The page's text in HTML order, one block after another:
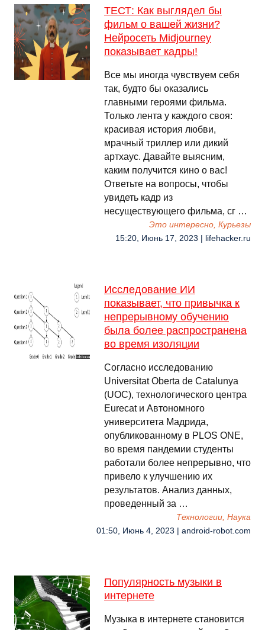
ТЕСТ: Как выглядел бы
фильм о вашей жизни?
Нейросеть Midjourney
показывает кадры!
Все мы иногда чувствуем себя
так, будто бы оказались
главными героями фильма.
Только лента у каждого своя:
красивая история любви,
мрачный триллер или дикий
артхаус. Давайте выясним,
каким получится кино о вас!
Ответьте на вопросы, чтобы
увидеть кадр из
несуществующего фильма, сг …
Это интересно, Курьезы
15:20, Июнь 17, 2023 | lifehacker.ru
Исследование ИИ
показывает, что привычка к
непрерывному обучению
была более распространена
во время изоляции
Согласно исследованию
Universitat Oberta de Catalunya
(UOC), технологического центра
Eurecat и Автономного
университета Мадрида,
опубликованному в PLOS ONE,
во время пандемии студенты
работали более непрерывно, что
привело к улучшению их
результатов. Анализ данных,
проведенный за …
Технологии, Наука
01:50, Июнь 4, 2023 | android-robot.com
Популярность музыки в
интернете
Музыка в интернете становится